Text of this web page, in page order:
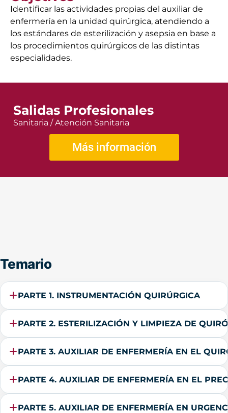
Identificar las actividades propias del auxiliar de
enfermería en la unidad quirúrgica, atendiendo a
los estándares de esterilización y asepsia en base a
los procedimientos quirúrgicos de las distintas
especialidades.
Salidas Profesionales
Sanitaria / Atención Sanitaria
Más información
Temario
PARTE 1. INSTRUMENTACIÓN QUIRÚRGICA
PARTE 2. ESTERILIZACIÓN Y LIMPIEZA DE
PARTE 3. AUXILIAR DE ENFERMERÍA EN EL
PARTE 4. AUXILIAR DE ENFERMERÍA EN EL
PARTE 5. AUXILIAR DE ENFERMERÍA EN